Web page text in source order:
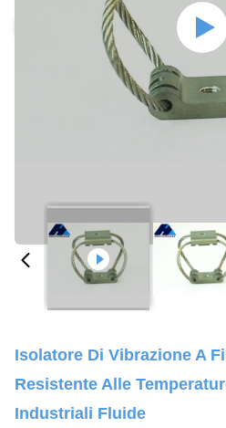
Isolatore Di Vibrazione A
Resistente Alle
Industriali Fluide